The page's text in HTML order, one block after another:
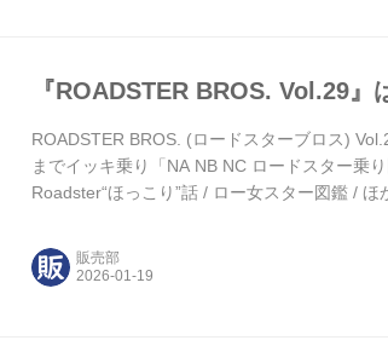
『ROADSTER BROS. Vol.29』
ROADSTER BROS. (ロードスターブロス)
までイッキ乗り「NA NB NC ロードスター乗
Roadster“ほっこり”話 / ロー女スター図鑑 /
し、走行フィールをわかりやすくお届け...
販売部